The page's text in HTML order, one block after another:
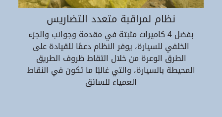
نظام لمراقبة متعدد التضاريس
بفضل 4 كاميرات مثبتة في مقدمة وجوانب والجزء
الخلفي للسيارة، يوفر النظام دعمًا للقيادة على
الطرق الوعرة من خلال التقاط ظروف الطريق
المحيطة بالسيارة، والتي غالبًا ما تكون في النقاط
العمياء للسائق